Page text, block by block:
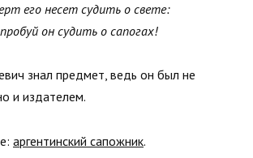
его несет судить о свете:
он судить о сапогах!
знал предмет, ведь он был не
и издателем.
аргентинский сапожник.